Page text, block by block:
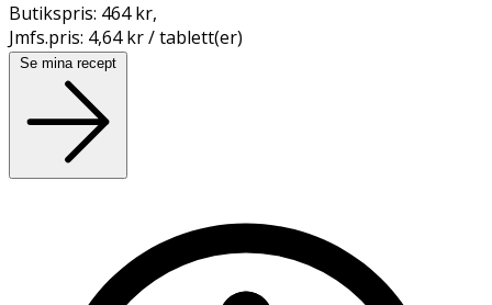
Butikspris: 464 kr,
Jmfs.pris: 4,64 kr / tablett(er)
Se mina recept